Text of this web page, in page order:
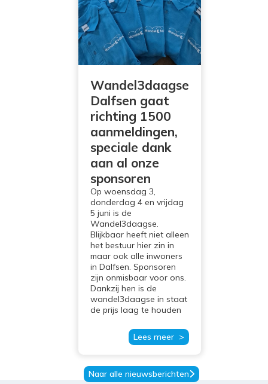
Wandel3daagse
Dalfsen gaat
richting 1500
aanmeldingen,
speciale dank
aan al onze
sponsoren
Op woensdag 3,
donderdag 4 en vrijdag
5 juni is de
Wandel3daagse.
Blijkbaar heeft niet alleen
het bestuur hier zin in
maar ook alle inwoners
in Dalfsen. Sponsoren
zijn onmisbaar voor ons.
Dankzij hen is de
wandel3daagse in staat
de prijs laag te houden
Lees meer >
Naar alle nieuwsberichten